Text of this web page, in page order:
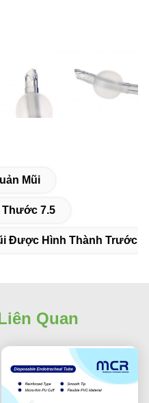
Mũi
Thước 7.5
Được Hình Thành Trước
Quan